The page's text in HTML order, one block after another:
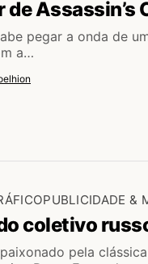
de Assassin’s
pegar a onda de
a…
PUBLICIDADE &
coletivo
pela